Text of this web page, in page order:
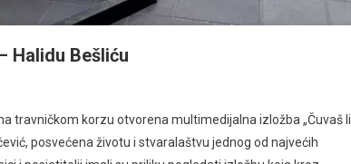
Halidu Bešliću
travničkom korzu otvorena multimedijalna izložba „Čuvaš li
posvećena životu i stvaralaštvu jednog od najvećih